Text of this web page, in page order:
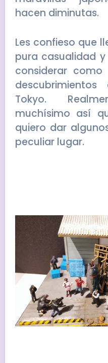
hacen diminutas.
Les confieso que
pura casualidad
considerar
Tokyo.
muchísimo así
quiero dar
peculiar lugar.